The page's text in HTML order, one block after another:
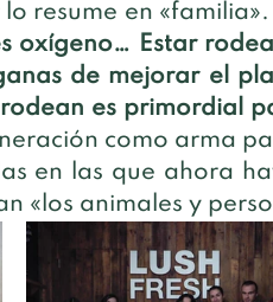
resume en
oxígeno… Estar
de mejorar el
es primordial
como arma
en las que ahora
«los animales y